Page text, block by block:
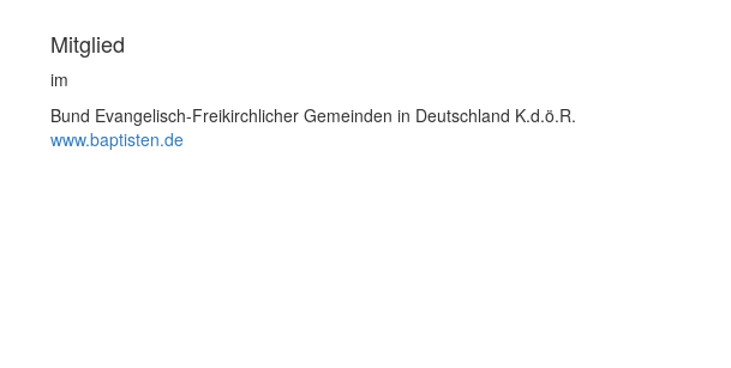
Mitglied
im
Bund Evangelisch-Freikirchlicher Gemeinden in Deutschland K.d.ö.R.
www.baptisten.de